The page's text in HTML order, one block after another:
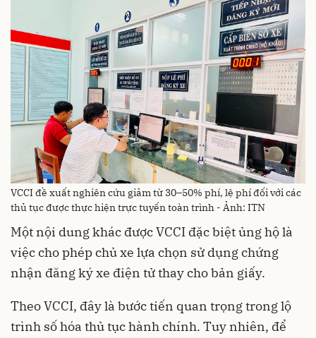
VCCI đề xuất nghiên cứu giảm từ 30–50% phí, lệ phí đối với các
thủ tục được thực hiện trực tuyến toàn trình - Ảnh: ITN
Một nội dung khác được VCCI đặc biệt ủng hộ là
việc cho phép chủ xe lựa chọn sử dụng chứng
nhận đăng ký xe điện tử thay cho bản giấy.
Theo VCCI, đây là bước tiến quan trọng trong lộ
trình số hóa thủ tục hành chính. Tuy nhiên, để